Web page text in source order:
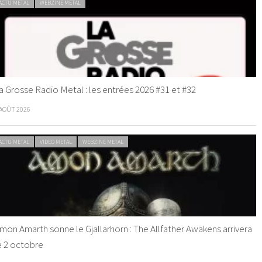
METAL WEBZINE METAL
Grosse Radio Metal : les entrées 2026 #31 et #32
2026
METAL VIDEO METAL WEBZINE METAL
Amarth sonne le Gjallarhorn : The Allfather Awakens arrivera
2 octobre